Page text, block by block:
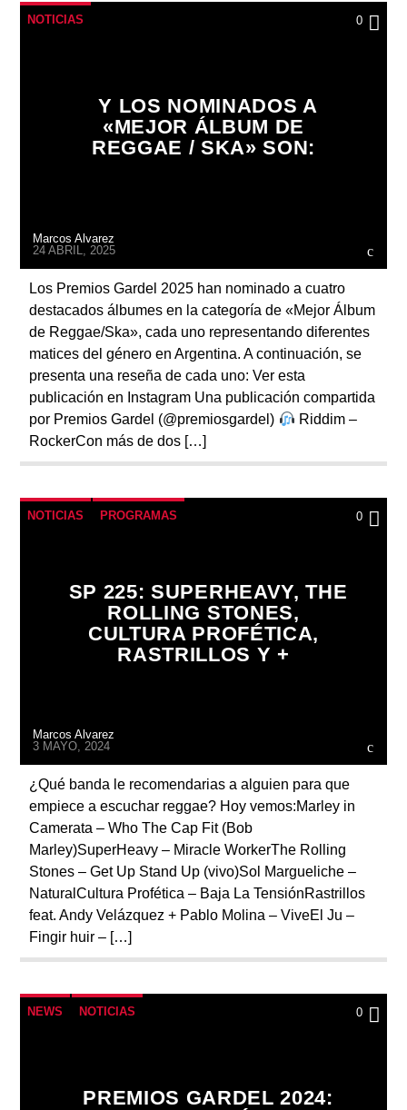
NOTICIAS 0
Y LOS NOMINADOS A
«MEJOR ÁLBUM DE
REGGAE / SKA» SON:
Marcos Alvarez
24 ABRIL, 2025
Los Premios Gardel 2025 han nominado a cuatro
destacados álbumes en la categoría de «Mejor Álbum
de Reggae/Ska», cada uno representando diferentes
matices del género en Argentina. A continuación, se
presenta una reseña de cada uno:​ Ver esta
publicación en Instagram Una publicación compartida
por Premios Gardel (@premiosgardel)
Riddim –
RockerCon más de dos […]
NOTICIAS PROGRAMAS 0
SP 225: SUPERHEAVY, THE
ROLLING STONES,
CULTURA PROFÉTICA,
RASTRILLOS Y +
Marcos Alvarez
3 MAYO, 2024
¿Qué banda le recomendarias a alguien para que
empiece a escuchar reggae? Hoy vemos:Marley in
Camerata – Who The Cap Fit (Bob
Marley)SuperHeavy – Miracle WorkerThe Rolling
Stones – Get Up Stand Up (vivo)Sol Margueliche –
NaturalCultura Profética – Baja La TensiónRastrillos
feat. Andy Velázquez + Pablo Molina – ViveEl Ju –
Fingir huir – […]
NEWS NOTICIAS 0
PREMIOS GARDEL 2024: